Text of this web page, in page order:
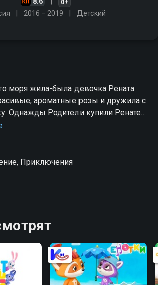
0+
2016 – 2019 Детский
моря жила-была девочка Рената.
ароматные розы и дружила с
Однажды Родители купили Ренате
чтобы изучать географию…
Приключения